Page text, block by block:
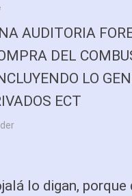
AUDITORIA
DEL
LO
ECT
lo digan,